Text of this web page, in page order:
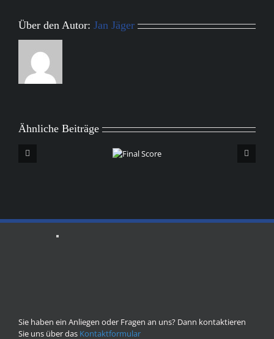
Über den Autor: Jan Jäger
Ähnliche Beiträge
Sie haben ein Anliegen oder Fragen an uns? Dann kontaktieren
Sie uns über das Kontaktformular